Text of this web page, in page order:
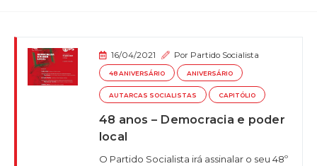
16/04/2021 Por Partido Socialista
48 ANIVERSÁRIO ANIVERSÁRIO
AUTARCAS SOCIALISTAS CAPITÓLIO
48 anos – Democracia e poder
local
O Partido Socialista irá assinalar o seu 48º